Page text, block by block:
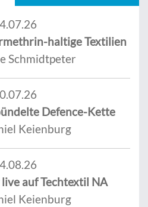
haltige Textilien
Schmidtpeter
Defence-Kette
Keienburg
auf Techtextil NA
Keienburg